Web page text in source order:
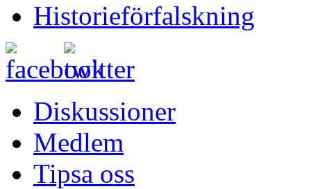
Historieförfalskning
Diskussioner
Medlem
Tipsa oss